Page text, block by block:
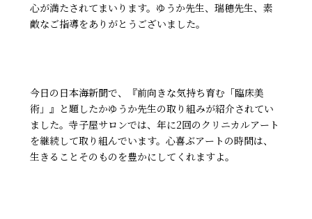
心が満たされてまいります。ゆうか先生、瑞穂先生、素
敵なご指導をありがとうございました。
今日の日本海新聞で、『前向きな気持ち育む「臨床美
術」』と題したかゆうか先生の取り組みが紹介されてい
ました。寺子屋サロンでは、年に2回のクリニカルアート
を継続して取り組んでいます。心喜ぶアートの時間は、
生きることそのものを豊かにしてくれますよ。